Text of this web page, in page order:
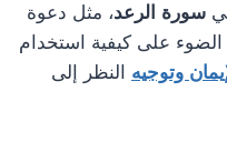
سورة الرعد، مثل دعوة
على كيفية استخدام
وتوجيه النظر إلى